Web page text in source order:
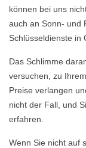
können bei uns
auch an Sonn- und
Schlüsseldienste in
Das Schlimme
versuchen, zu
Preise verlangen
nicht der Fall, und
erfahren.
Wenn Sie nicht auf